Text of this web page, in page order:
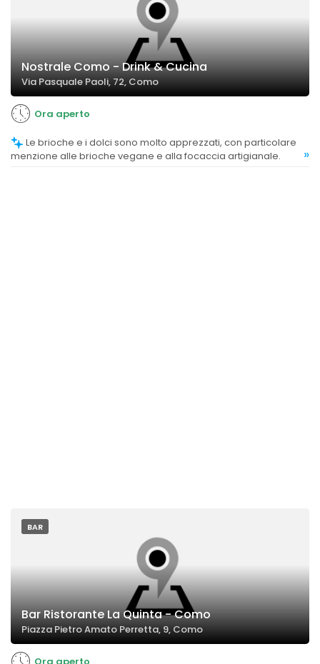
Nostrale Como - Drink & Cucina
Via Pasquale Paoli, 72, Como
Ora aperto
menzione alle brioche vegane e alla focaccia artigianale.
»
BAR
Bar Ristorante La Quinta - Como
Piazza Pietro Amato Perretta, 9, Como